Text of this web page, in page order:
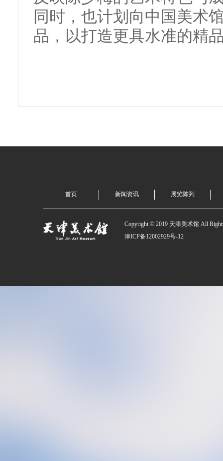
同时，也计划向中国美术
品，以打造更具水准的精
首页 新闻资讯 展览陈列
Copyright © 2019 天津美术馆 All
津ICP备12002929号-12